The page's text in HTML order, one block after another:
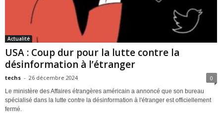
Actualité
USA : Coup dur pour la lutte contre la
désinformation à l’étranger
techs - 26 décembre 2024 0
Le ministère des Affaires étrangères américain a annoncé que son bureau
spécialisé dans la lutte contre la désinformation à l'étranger est officiellement
fermé.